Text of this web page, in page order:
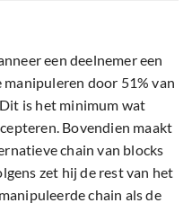
een deelnemer een
door 51% van
is het minimum wat
Bovendien maakt
chain van blocks
zet hij de rest van het
chain als de